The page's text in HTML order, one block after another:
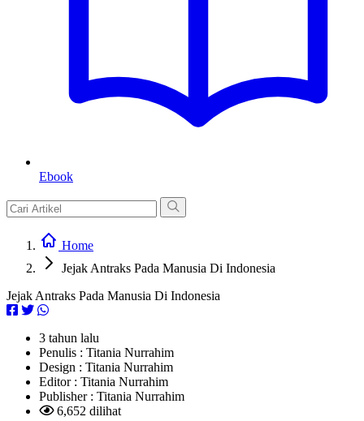
Ebook
Home
Jejak Antraks Pada Manusia Di Indonesia
Jejak Antraks Pada Manusia Di Indonesia
3 tahun lalu
Penulis : Titania Nurrahim
Design : Titania Nurrahim
Editor : Titania Nurrahim
Publisher : Titania Nurrahim
6,652 dilihat